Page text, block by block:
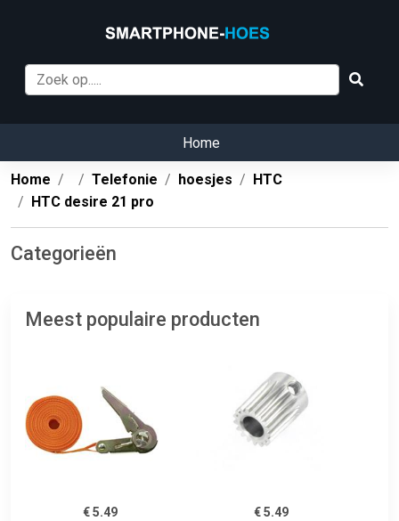
Home
Home Telefonie hoesjes
HTC
HTC desire 21 pro
Categorieën
Meest populaire producten
€ 5.49
€ 5.49